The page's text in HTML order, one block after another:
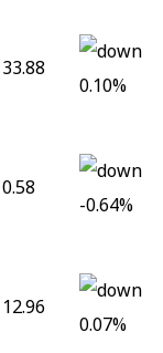
33.88
0.10%
0.58
-0.64%
12.96
0.07%